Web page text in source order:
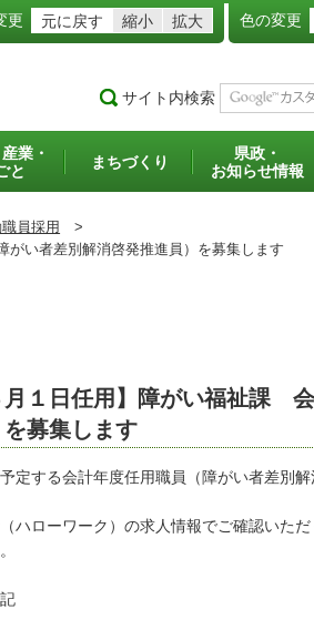
更 元に戻す 縮小 拡大 色の変更
サイト内検索
業・
と
まちづくり
県政・
お知らせ情報
員採用
>
い者差別解消啓発推進員）を募集します
月１日任用】障がい福祉課
募集します
する会計年度任用職員（障がい者差別
ハローワーク）の求人情報でご確認いた